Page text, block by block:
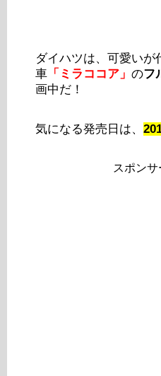
ダイハツは、可愛いが
車 「ミラココア」 のフ
画中だ！
気になる発売日は、
スポンサ